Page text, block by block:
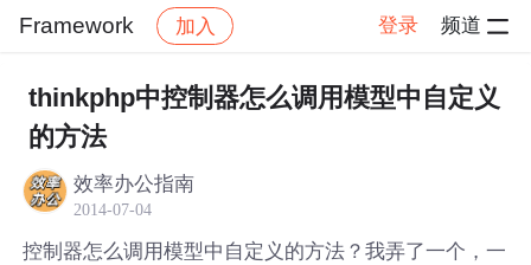
Framework 加入 登录 频道
社区 Framework 帖子详情
thinkphp中控制器怎么调用模型中自定义
的方法
效率办公指南
2014-07-04
控制器怎么调用模型中自定义的方法？我弄了一个，一